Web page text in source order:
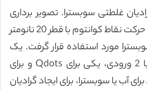
غلطتی سوبسترا. تصویر برداری
فلوئورسنس برای مشخص کردن حرکت نقاط کوانتوم با قطر 20 نانومتر
مورد استفاده قرار گرفت. یک
کانال میکروفلوئیدی Y شکل با 2 ورودی، یکی برای Qdots و برای
آب یا سوبسترا، برای ایجاد گرادیان